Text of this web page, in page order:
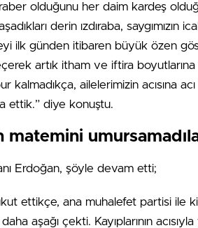
olduğunu her daim kardeş
derin ızdıraba, saygımızın
ilk günden itibaren büyük özen
artık itham ve iftira boyutlarına
kalmadıkça, ailelerimizin acısına
ettik.” diye konuştu.
matemini
Erdoğan, şöyle devam etti;
ettikçe, ana muhalefet partisi ile
aşağı çekti. Kayıplarının